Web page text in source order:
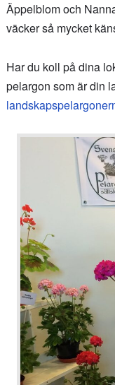
Äppelblom och
väcker så mycket
Har du koll på dina
pelargon som är din